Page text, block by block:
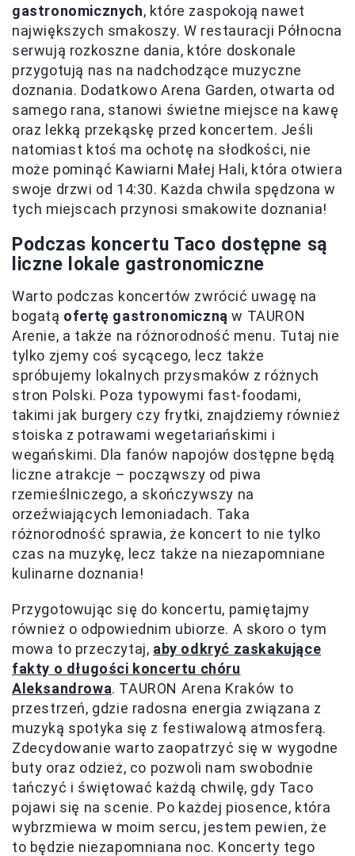
gastronomicznych, które zaspokoją nawet
największych smakoszy. W restauracji Północna
serwują rozkoszne dania, które doskonale
przygotują nas na nadchodzące muzyczne
doznania. Dodatkowo Arena Garden, otwarta od
samego rana, stanowi świetne miejsce na kawę
oraz lekką przekąskę przed koncertem. Jeśli
natomiast ktoś ma ochotę na słodkości, nie
może pominąć Kawiarni Małej Hali, która otwiera
swoje drzwi od 14:30. Każda chwila spędzona w
tych miejscach przynosi smakowite doznania!
Podczas koncertu Taco dostępne są
liczne lokale gastronomiczne
Warto podczas koncertów zwrócić uwagę na
bogatą ofertę gastronomiczną w TAURON
Arenie, a także na różnorodność menu. Tutaj nie
tylko zjemy coś sycącego, lecz także
spróbujemy lokalnych przysmaków z różnych
stron Polski. Poza typowymi fast-foodami,
takimi jak burgery czy frytki, znajdziemy również
stoiska z potrawami wegetariańskimi i
wegańskimi. Dla fanów napojów dostępne będą
liczne atrakcje – począwszy od piwa
rzemieślniczego, a skończywszy na
orzeźwiających lemoniadach. Taka
różnorodność sprawia, że koncert to nie tylko
czas na muzykę, lecz także na niezapomniane
kulinarne doznania!
Przygotowując się do koncertu, pamiętajmy
również o odpowiednim ubiorze. A skoro o tym
mowa to przeczytaj, aby odkryć zaskakujące
fakty o długości koncertu chóru
Aleksandrowa. TAURON Arena Kraków to
przestrzeń, gdzie radosna energia związana z
muzyką spotyka się z festiwalową atmosferą.
Zdecydowanie warto zaopatrzyć się w wygodne
buty oraz odzież, co pozwoli nam swobodnie
tańczyć i świętować każdą chwilę, gdy Taco
pojawi się na scenie. Po każdej piosence, która
wybrzmiewa w moim sercu, jestem pewien, że
to będzie niezapomniana noc. Koncerty tego